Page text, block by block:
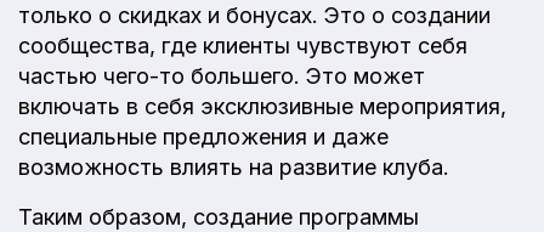
только о скидках и бонусах. Это о создании
сообщества, где клиенты чувствуют себя
частью чего-то большего. Это может
включать в себя эксклюзивные мероприятия,
специальные предложения и даже
возможность влиять на развитие клуба.
Таким образом, создание программы